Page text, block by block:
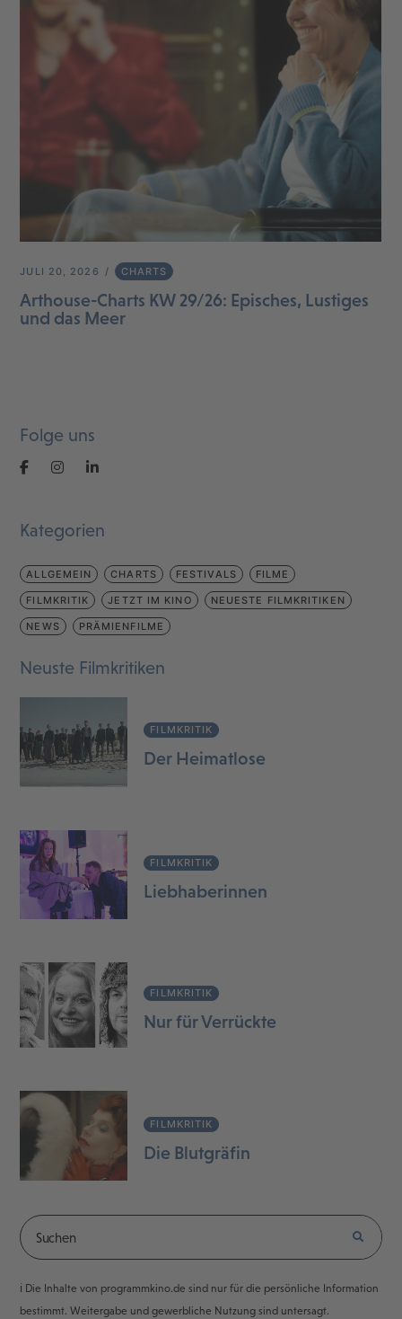
JULI 20, 2026 CHARTS
Arthouse-Charts KW 29/26: Episches, Lustiges
und das Meer
Folge uns
Kategorien
ALLGEMEIN CHARTS FESTIVALS FILME
FILMKRITIK JETZT IM KINO NEUESTE FILMKRITIKEN
NEWS PRÄMIENFILME
Neuste Filmkritiken
FILMKRITIK
Der Heimatlose
FILMKRITIK
Liebhaberinnen
FILMKRITIK
Nur für Verrückte
FILMKRITIK
Die Blutgräfin
ℹ️ Die Inhalte von programmkino.de sind nur für die persönliche Information
bestimmt. Weitergabe und gewerbliche Nutzung sind untersagt.